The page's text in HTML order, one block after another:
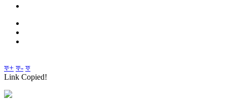
ফ+ ফ- ফ
Link Copied!